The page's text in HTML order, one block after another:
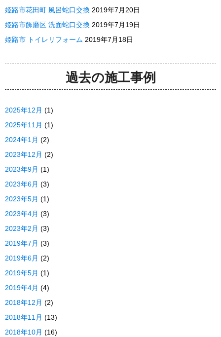
姫路市花田町 風呂蛇口交換 2019年7月20日
姫路市飾磨区 洗面蛇口交換 2019年7月19日
姫路市 トイレリフォーム 2019年7月18日
過去の施工事例
2025年12月 (1)
2025年11月 (1)
2024年1月 (2)
2023年12月 (2)
2023年9月 (1)
2023年6月 (3)
2023年5月 (1)
2023年4月 (3)
2023年2月 (3)
2019年7月 (3)
2019年6月 (2)
2019年5月 (1)
2019年4月 (4)
2018年12月 (2)
2018年11月 (13)
2018年10月 (16)